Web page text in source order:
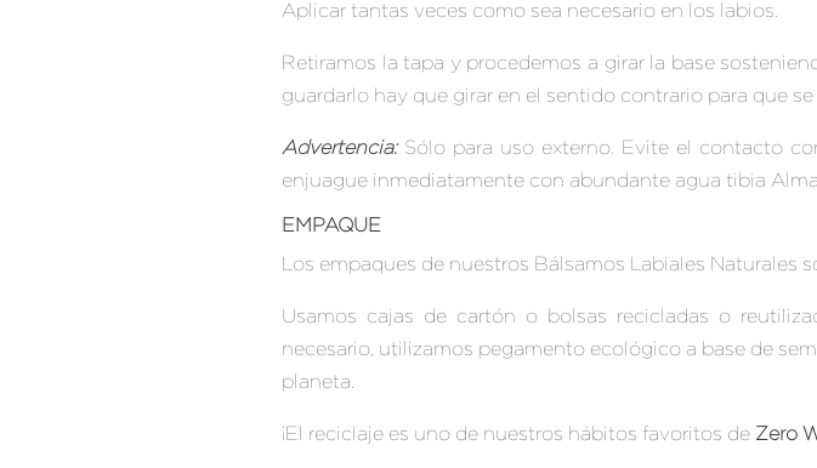
Aplicar tantas veces como sea necesario en los labios.
Retiramos la tapa y procedemos a girar la base
guardarlo hay que girar en el sentido contrario para que
Advertencia:Sólo para uso externo. Evite el contacto
enjuague inmediatamente con abundante agua tibia
EMPAQUE
Los empaques de nuestros Bálsamos Labiales Naturales
Usamos cajas de cartón o bolsas recicladas o
necesario, utilizamos pegamento ecológico a base de
planeta.
¡El reciclaje es uno de nuestros hábitos favoritos de Zero